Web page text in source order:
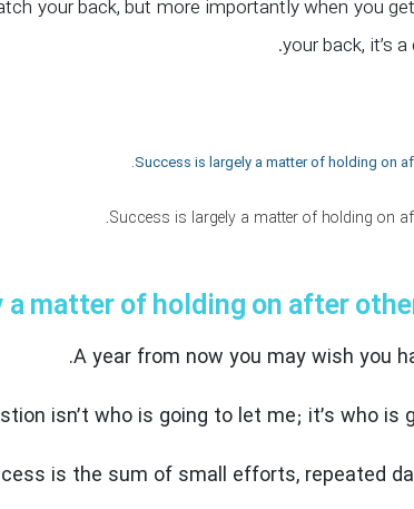
your back, but more importantly when you
your back, it’s
Success is largely a matter of holding on
matter of holding on after
A year from now you may wish you
isn’t who is going to let me; it’s who is
is the sum of small efforts, repeated